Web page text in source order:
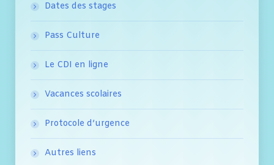
Dates des stages
Pass Culture
Le CDI en ligne
Vacances scolaires
Protocole d’urgence
Autres liens